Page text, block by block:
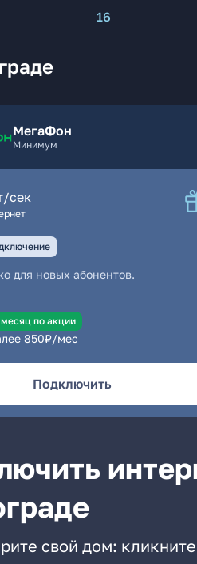
16
МегаФон
Минимум
сек
для новых абонентов.
месяц по акции
850₽/мес
Подключить
свой дом: